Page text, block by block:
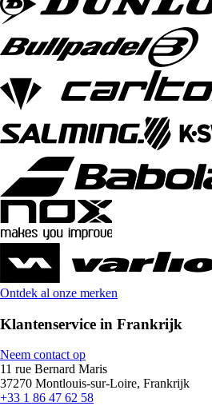
Ontdek al onze merken
Klantenservice in Frankrijk
Neem contact op
11 rue Bernard Maris
37270 Montlouis-sur-Loire, Frankrijk
+33 1 86 47 62 58